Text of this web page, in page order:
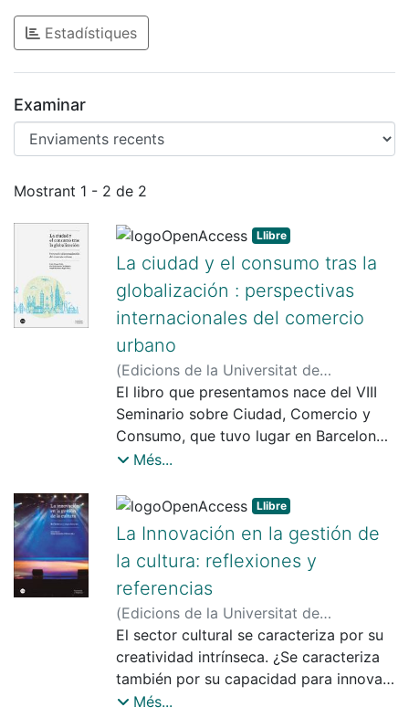
Estadístiques
Examinar
Enviaments recents
Mostrant 1 - 2 de 2
Llibre
La ciudad y el consumo tras la
globalización : perspectivas
internacionales del comercio
urbano
(Edicions de la Universitat de
Barcelona,2023)Frago, Lluís; Carreras i
Verdaguer, Carles, 1948-2024;Martínez
Rigol, Sergi
El libro que presentamos nace del VIII
Seminario sobre Ciudad, Comercio y
Consumo, que tuvo lugar en Barcelona,
de forma virtual, en el mes de
participantes realizaron presentaciones
en línea que originaron debates
especializados sobre todos y cada uno
de los conceptos analizados. Dichas
presentaciones recogían experiencias
de investigaciones efectuadas en las
diversas ciudades de los distintos
países que periódicamente
intercambian sus puntos de vista en
cada seminario: España, Portugal,
Més...
Llibre
La Innovación en la gestión de
la cultura: reflexiones y
referencias
(Edicions de la Universitat de
Barcelona,2021) Bonet, Lluís (Bonet i
Agustí);González-Piñero, Manel
El sector cultural se caracteriza por su
creatividad intrínseca. ¿Se caracteriza
también por su capacidad para innovar,
es decir, para generar valor al usuario?
Més...